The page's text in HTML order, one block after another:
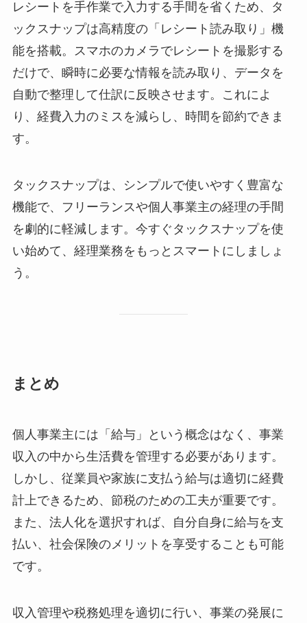
レシートを手作業で入力する手間を省くため、タ
ックスナップは高精度の「レシート読み取り」機
能を搭載。スマホのカメラでレシートを撮影する
だけで、瞬時に必要な情報を読み取り、データを
自動で整理して仕訳に反映させます。これによ
り、経費入力のミスを減らし、時間を節約できま
す。
タックスナップは、シンプルで使いやすく豊富な
機能で、フリーランスや個人事業主の経理の手間
を劇的に軽減します。今すぐタックスナップを使
い始めて、経理業務をもっとスマートにしましょ
う。
まとめ
個人事業主には「給与」という概念はなく、事業
収入の中から生活費を管理する必要があります。
しかし、従業員や家族に支払う給与は適切に経費
計上できるため、節税のための工夫が重要です。
また、法人化を選択すれば、自分自身に給与を支
払い、社会保険のメリットを享受することも可能
です。
収入管理や税務処理を適切に行い、事業の発展に